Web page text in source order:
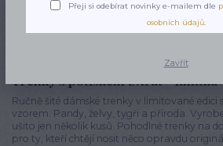
Trenky s potiskem zvířat - limitka
Ručně šité dámské trenky v limitované edici
vzorem. Pandy, želvy, tygři a příroda.
ušito jen několik kusů. Pohodlné trenky na
pro ty, kteří chtějí nosit něco opravdu
Přeji si odebírat novinky e-mailem dle
osobních údajů.
Zavřít